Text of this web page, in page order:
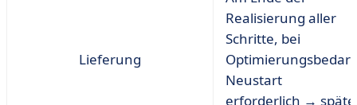
Lieferung
Realisierung aller
Schritte, bei
Optimierungsbedarf
Neustart
erforderlich → späte